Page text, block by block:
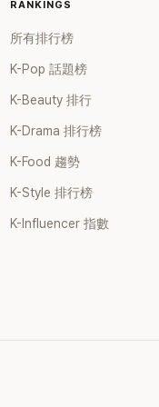
RANKINGS
所有排行榜
K-Pop 話題榜
K-Beauty 排行
K-Drama 排行榜
K-Food 趨勢
K-Style 排行榜
K-Influencer 指數